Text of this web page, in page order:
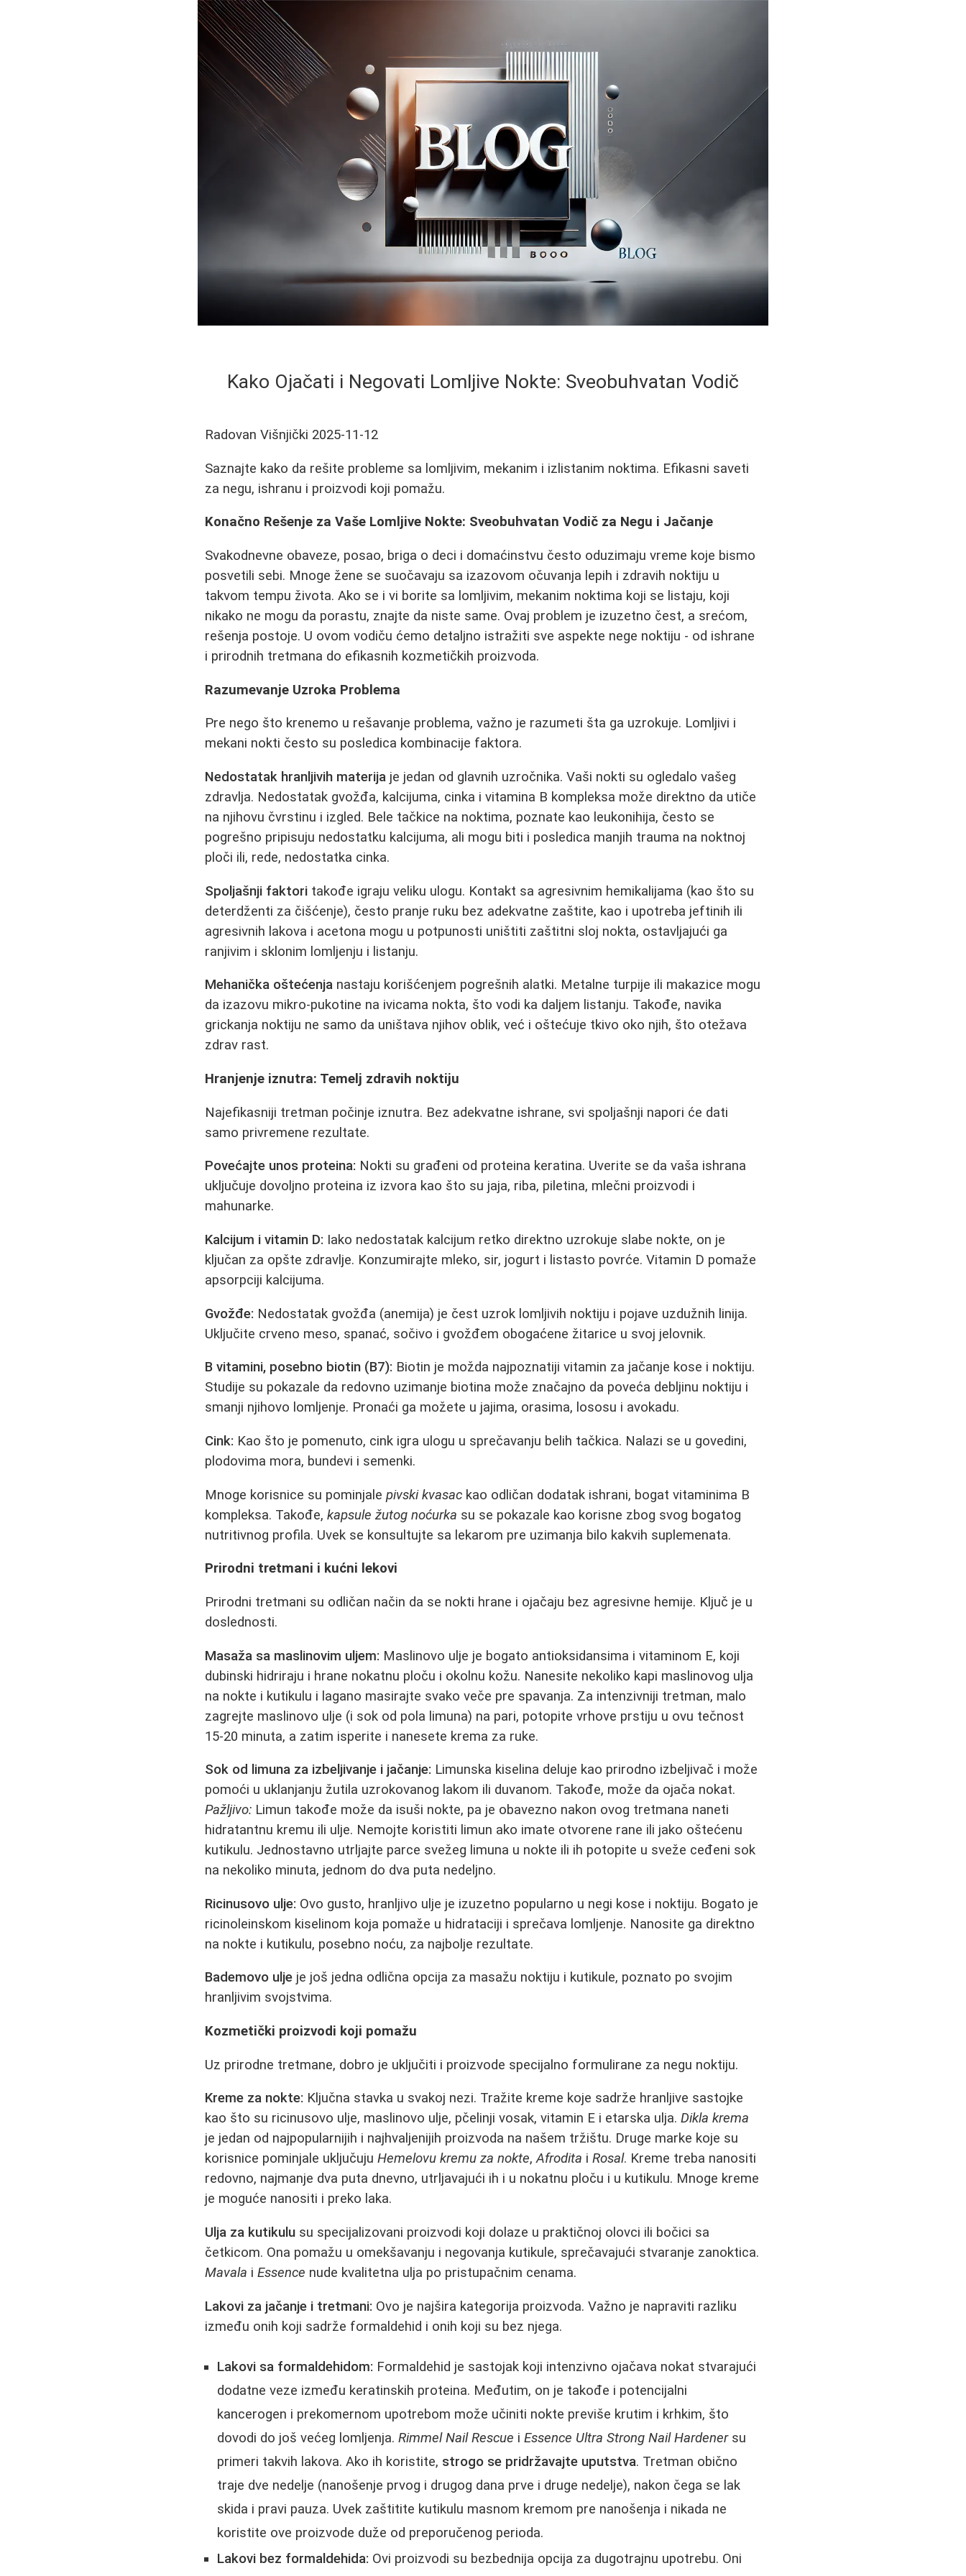
Kako Ojačati i Negovati Lomljive Nokte: Sveobuhvatan Vodič
Radovan Višnjički 2025-11-12
Saznajte kako da rešite probleme sa lomljivim, mekanim i izlistanim noktima. Efikasni saveti
za negu, ishranu i proizvodi koji pomažu.
Konačno Rešenje za Vaše Lomljive Nokte: Sveobuhvatan Vodič za Negu i Jačanje
Svakodnevne obaveze, posao, briga o deci i domaćinstvu često oduzimaju vreme koje bismo
posvetili sebi. Mnoge žene se suočavaju sa izazovom očuvanja lepih i zdravih noktiju u
takvom tempu života. Ako se i vi borite sa lomljivim, mekanim noktima koji se listaju, koji
nikako ne mogu da porastu, znajte da niste same. Ovaj problem je izuzetno čest, a srećom,
rešenja postoje. U ovom vodiču ćemo detaljno istražiti sve aspekte nege noktiju - od ishrane
i prirodnih tretmana do efikasnih kozmetičkih proizvoda.
Razumevanje Uzroka Problema
Pre nego što krenemo u rešavanje problema, važno je razumeti šta ga uzrokuje. Lomljivi i
mekani nokti često su posledica kombinacije faktora.
Nedostatak hranljivih materija je jedan od glavnih uzročnika. Vaši nokti su ogledalo vašeg
zdravlja. Nedostatak gvožđa, kalcijuma, cinka i vitamina B kompleksa može direktno da utiče
na njihovu čvrstinu i izgled. Bele tačkice na noktima, poznate kao leukonihija, često se
pogrešno pripisuju nedostatku kalcijuma, ali mogu biti i posledica manjih trauma na noktnoj
ploči ili, rede, nedostatka cinka.
Spoljašnji faktori takođe igraju veliku ulogu. Kontakt sa agresivnim hemikalijama (kao što su
deterdženti za čišćenje), često pranje ruku bez adekvatne zaštite, kao i upotreba jeftinih ili
agresivnih lakova i acetona mogu u potpunosti uništiti zaštitni sloj nokta, ostavljajući ga
ranjivim i sklonim lomljenju i listanju.
Mehanička oštećenja nastaju korišćenjem pogrešnih alatki. Metalne turpije ili makazice mogu
da izazovu mikro-pukotine na ivicama nokta, što vodi ka daljem listanju. Takođe, navika
grickanja noktiju ne samo da uništava njihov oblik, već i oštećuje tkivo oko njih, što otežava
zdrav rast.
Hranjenje iznutra: Temelj zdravih noktiju
Najefikasniji tretman počinje iznutra. Bez adekvatne ishrane, svi spoljašnji napori će dati
samo privremene rezultate.
Povećajte unos proteina: Nokti su građeni od proteina keratina. Uverite se da vaša ishrana
uključuje dovoljno proteina iz izvora kao što su jaja, riba, piletina, mlečni proizvodi i
mahunarke.
Kalcijum i vitamin D: Iako nedostatak kalcijum retko direktno uzrokuje slabe nokte, on je
ključan za opšte zdravlje. Konzumirajte mleko, sir, jogurt i listasto povrće. Vitamin D pomaže
apsorpciji kalcijuma.
Gvožđe: Nedostatak gvožđa (anemija) je čest uzrok lomljivih noktiju i pojave uzdužnih linija.
Uključite crveno meso, spanać, sočivo i gvožđem obogaćene žitarice u svoj jelovnik.
B vitamini, posebno biotin (B7): Biotin je možda najpoznatiji vitamin za jačanje kose i noktiju.
Studije su pokazale da redovno uzimanje biotina može značajno da poveća debljinu noktiju i
smanji njihovo lomljenje. Pronaći ga možete u jajima, orasima, lososu i avokadu.
Cink: Kao što je pomenuto, cink igra ulogu u sprečavanju belih tačkica. Nalazi se u govedini,
plodovima mora, bundevi i semenki.
Mnoge korisnice su pominjalepivski kvasac kao odličan dodatak ishrani, bogat vitaminima B
kompleksa. Takođe,kapsule žutog noćurka su se pokazale kao korisne zbog svog bogatog
nutritivnog profila. Uvek se konsultujte sa lekarom pre uzimanja bilo kakvih suplemenata.
Prirodni tretmani i kućni lekovi
Prirodni tretmani su odličan način da se nokti hrane i ojačaju bez agresivne hemije. Ključ je u
doslednosti.
Masaža sa maslinovim uljem: Maslinovo ulje je bogato antioksidansima i vitaminom E, koji
dubinski hidriraju i hrane nokatnu ploču i okolnu kožu. Nanesite nekoliko kapi maslinovog ulja
na nokte i kutikulu i lagano masirajte svako veče pre spavanja. Za intenzivniji tretman, malo
zagrejte maslinovo ulje (i sok od pola limuna) na pari, potopite vrhove prstiju u ovu tečnost
15-20 minuta, a zatim isperite i nanesete krema za ruke.
Sok od limuna za izbeljivanje i jačanje: Limunska kiselina deluje kao prirodno izbeljivač i može
pomoći u uklanjanju žutila uzrokovanog lakom ili duvanom. Takođe, može da ojača nokat.
Pažljivo: Limun takođe može da isuši nokte, pa je obavezno nakon ovog tretmana naneti
hidratantnu kremu ili ulje. Nemojte koristiti limun ako imate otvorene rane ili jako oštećenu
kutikulu. Jednostavno utrljajte parce svežeg limuna u nokte ili ih potopite u sveže ceđeni sok
na nekoliko minuta, jednom do dva puta nedeljno.
Ricinusovo ulje: Ovo gusto, hranljivo ulje je izuzetno popularno u negi kose i noktiju. Bogato je
ricinoleinskom kiselinom koja pomaže u hidrataciji i sprečava lomljenje. Nanosite ga direktno
na nokte i kutikulu, posebno noću, za najbolje rezultate.
Bademovo ulje je još jedna odlična opcija za masažu noktiju i kutikule, poznato po svojim
hranljivim svojstvima.
Kozmetički proizvodi koji pomažu
Uz prirodne tretmane, dobro je uključiti i proizvode specijalno formulirane za negu noktiju.
Kreme za nokte: Ključna stavka u svakoj nezi. Tražite kreme koje sadrže hranljive sastojke
kao što su ricinusovo ulje, maslinovo ulje, pčelinji vosak, vitamin E i etarska ulja.Dikla krema
je jedan od najpopularnijih i najhvaljenijih proizvoda na našem tržištu. Druge marke koje su
korisnice pominjale uključujuHemelovu kremu za nokte,Afrodita iRosal. Kreme treba nanositi
redovno, najmanje dva puta dnevno, utrljavajući ih i u nokatnu ploču i u kutikulu. Mnoge kreme
je moguće nanositi i preko laka.
Ulja za kutikulu su specijalizovani proizvodi koji dolaze u praktičnoj olovci ili bočici sa
četkicom. Ona pomažu u omekšavanju i negovanja kutikule, sprečavajući stvaranje zanoktica.
Mavala iEssence nude kvalitetna ulja po pristupačnim cenama.
Lakovi za jačanje i tretmani: Ovo je najšira kategorija proizvoda. Važno je napraviti razliku
između onih koji sadrže formaldehid i onih koji su bez njega.
Lakovi sa formaldehidom: Formaldehid je sastojak koji intenzivno ojačava nokat stvarajući
dodatne veze između keratinskih proteina. Međutim, on je takođe i potencijalni
kancerogen i prekomernom upotrebom može učiniti nokte previše krutim i krhkim, što
dovodi do još većeg lomljenja.Rimmel Nail Rescue iEssence Ultra Strong Nail Hardenersu
primeri takvih lakova. Ako ih koristite, strogo se pridržavajte uputstva. Tretman obično
traje dve nedelje (nanošenje prvog i drugog dana prve i druge nedelje), nakon čega se lak
skida i pravi pauza. Uvek zaštitite kutikulu masnom kremom pre nanošenja i nikada ne
koristite ove proizvode duže od preporučenog perioda.
Lakovi bez formaldehida: Ovi proizvodi su bezbednija opcija za dugotrajnu upotrebu. Oni